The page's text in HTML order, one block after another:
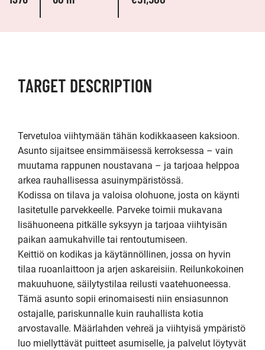
TARGET DESCRIPTION
Tervetuloa viihtymään tähän kodikkaaseen kaksioon.
Asunto sijaitsee ensimmäisessä kerroksessa – vain
muutama rappunen noustavana – ja tarjoaa helppoa
arkea rauhallisessa asuinympäristössä.
Kodissa on tilava ja valoisa olohuone, josta on käynti
lasitetulle parvekkeelle. Parveke toimii mukavana
lisähuoneena pitkälle syksyyn ja tarjoaa viihtyisän
paikan aamukahville tai rentoutumiseen.
Keittiö on kodikas ja käytännöllinen, jossa on hyvin
tilaa ruoanlaittoon ja arjen askareisiin. Reilunkokoinen
makuuhuone, säilytystilaa reilusti vaatehuoneessa.
Tämä asunto sopii erinomaisesti niin ensiasunnon
ostajalle, pariskunnalle kuin rauhallista kotia
arvostavalle. Määrlahden vehreä ja viihtyisä ympäristö
luo miellyttävät puitteet asumiselle, ja palvelut löytyvät